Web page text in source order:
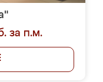
за п.м.